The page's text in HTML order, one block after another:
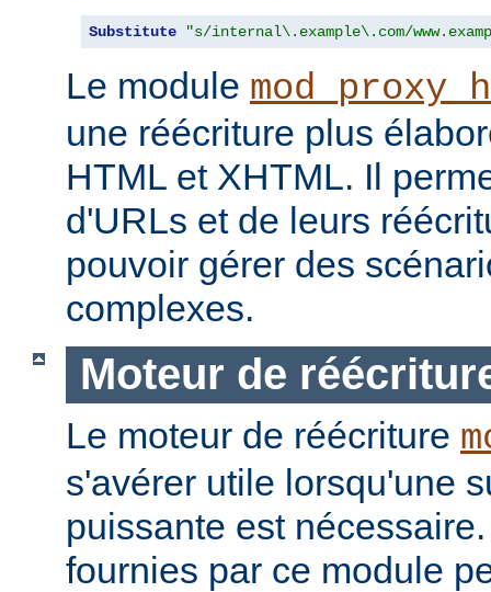
Substitute "s/internal\.example\.com/
Le module
une réécriture plus
HTML et XHTML. Il
d'URLs et de leurs
pouvoir gérer des
complexes.
Moteur de
Le moteur de réécriture
s'avérer utile lorsqu'une
puissante est
fournies par ce module